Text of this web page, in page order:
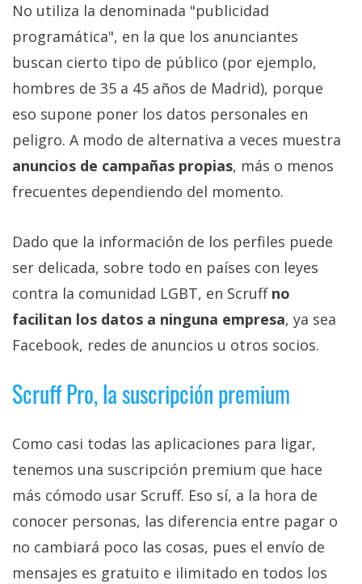
No utiliza la denominada "publicidad
programática", en la que los anunciantes
buscan cierto tipo de público (por ejemplo,
hombres de 35 a 45 años de Madrid), porque
eso supone poner los datos personales en
peligro. A modo de alternativa a veces muestra
anuncios de campañas propias, más o menos
frecuentes dependiendo del momento.
Dado que la información de los perfiles puede
ser delicada, sobre todo en países con leyes
contra la comunidad LGBT, en Scruff no
facilitan los datos a ninguna empresa, ya sea
Facebook, redes de anuncios u otros socios.
Scruff Pro, la suscripción premium
Como casi todas las aplicaciones para ligar,
tenemos una suscripción premium que hace
más cómodo usar Scruff. Eso sí, a la hora de
conocer personas, las diferencia entre pagar o
no cambiará poco las cosas, pues el envío de
mensajes es gratuito e ilimitado en todos los